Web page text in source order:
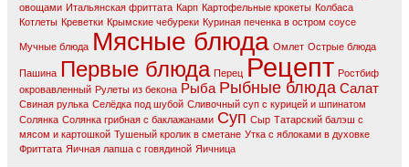
овощами Итальянская фриттата Карп Картофельные крокеты Колбаса
Котлеты Креветки Крымские чебуреки Куриная печенка в остром соусе
Мучные блюда Мясные блюда Омлет Острые блюда
Пашина Первые блюда Перец Рецепт Ростбиф
окровавлeнный Рулеты из бекона Рыба Рыбные блюда Салат
Свиная рулька Селёдка под шубой Сливочный суп с курицей и шпинатом
Солянка Солянка грибная с баклажанами Суп Сыр Татарский балэш с
мясом и картошкой Тушеный кролик в сметане Утка с яблоками в духовке
Фриттата Яичная лапша с говядиной Яичница